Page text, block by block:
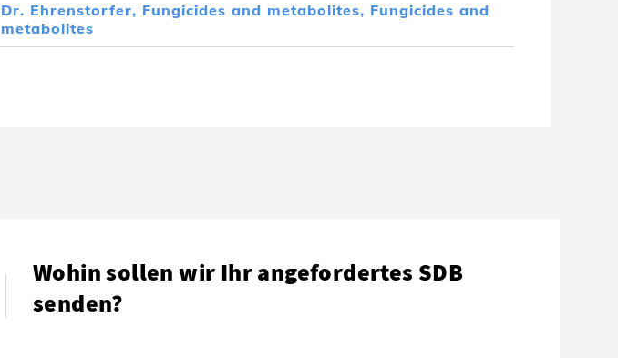
Dr. Ehrenstorfer, Fungicides and metabolites, Fungicides and
metabolites
Wohin sollen wir Ihr angefordertes SDB
senden?